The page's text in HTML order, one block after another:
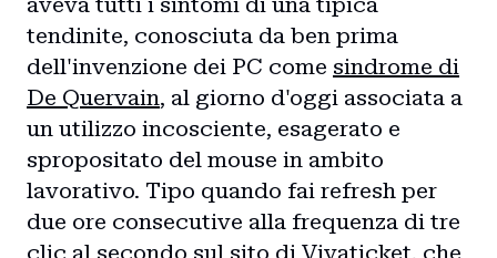
tendinite, conosciuta da ben prima
dell'invenzione dei PC come sindrome di
De Quervain, al giorno d'oggi associata a
un utilizzo incosciente, esagerato e
spropositato del mouse in ambito
lavorativo. Tipo quando fai refresh per
due ore consecutive alla frequenza di tre
clic al secondo sul sito di Vivaticket, che